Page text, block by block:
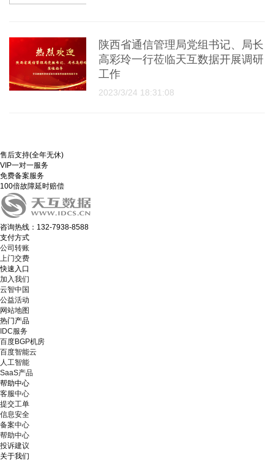
陕西省通信管理局党组书记、局长
高彩玲一行莅临天互数据开展调研
工作
2023/3/24 18:31:08
售后支持(全年无休)
VIP一对一服务
免费备案服务
100倍故障延时赔偿
咨询热线：132-7938-8588
支付方式
公司转账
上门交费
快速入口
加入我们
云智中国
公益活动
网站地图
热门产品
IDC服务
百度BGP机房
百度智能云
人工智能
SaaS产品
帮助中心
客服中心
提交工单
信息安全
备案中心
帮助中心
投诉建议
关于我们